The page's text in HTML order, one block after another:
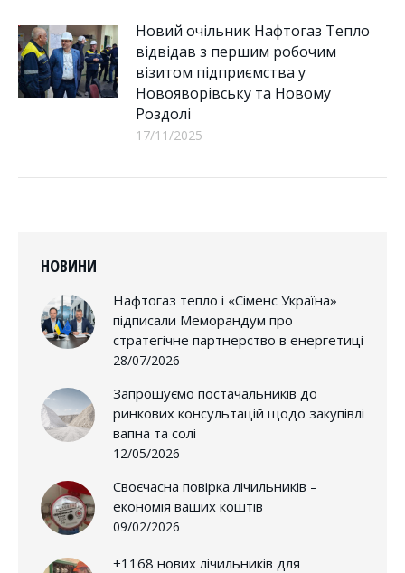
Новий очільник Нафтогаз Тепло
відвідав з першим робочим
візитом підприємства у
Новояворівську та Новому
Роздолі
17/11/2025
НОВИНИ
Нафтогаз тепло і «Сіменс Україна»
підписали Меморандум про
стратегічне партнерство в енергетиці
28/07/2026
Запрошуємо постачальників до
ринкових консультацій щодо закупівлі
вапна та солі
12/05/2026
Своєчасна повірка лічильників –
економія ваших коштів
09/02/2026
+1168 нових лічильників для